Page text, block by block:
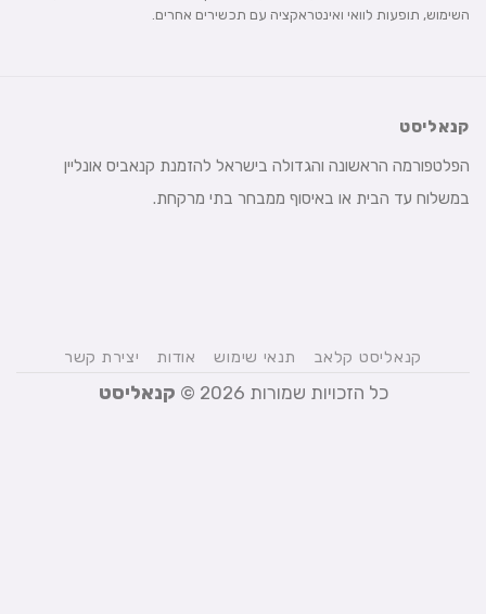
השימוש, תופעות לוואי ואינטראקציה עם תכשירים אחרים.
קנאליסט
הפלטפורמה הראשונה והגדולה בישראל להזמנת קנאביס אונליין
במשלוח עד הבית או באיסוף ממבחר בתי מרקחת.
קנאליסט קלאב תנאי שימוש אודות יצירת קשר
כל הזכויות שמורות 2026 © קנאליסט